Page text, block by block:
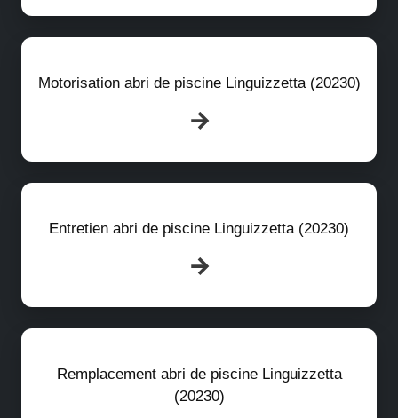
Motorisation abri de piscine Linguizzetta (20230)
Entretien abri de piscine Linguizzetta (20230)
Remplacement abri de piscine Linguizzetta
(20230)